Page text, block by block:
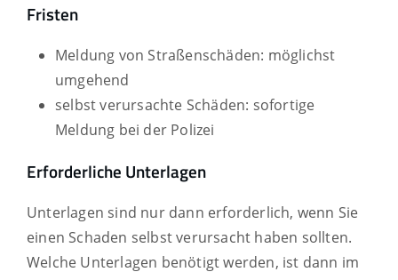
Fristen
Meldung von Straßenschäden: möglichst
umgehend
selbst verursachte Schäden: sofortige
Meldung bei der Polizei
Erforderliche Unterlagen
Unterlagen sind nur dann erforderlich, wenn Sie
einen Schaden selbst verursacht haben sollten.
Welche Unterlagen benötigt werden, ist dann im